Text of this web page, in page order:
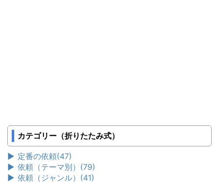
カテゴリー（折りたたみ式）
► 定番の依頼(47)
► 依頼（テーマ別） (79)
► 依頼（ジャンル） (41)